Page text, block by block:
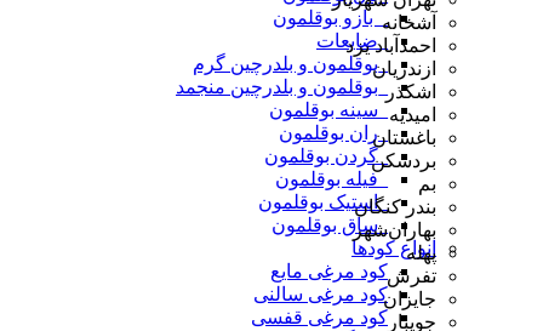
_ بازو بوقلمون
_ضایعات
_بوقلمون و بلدرچین گرم
_بوقلمون و بلدرچین منجمد
_سینه بوقلمون
_ران بوقلمون
_گردن بوقلمون
_فیله بوقلمون
_استیک بوقلمون
_ساق بوقلمون
انواع کودها
کود مرغی مایع
کود مرغی سالنی
کود مرغی قفسی
آشخانه
احمدآباد یزد
ازندریان
اشکذر
امیدیه
باغستان
بردسکن
بم
بندر کنگان
بهاران‌شهر
پهله
تفرش
جایزان
جویبار